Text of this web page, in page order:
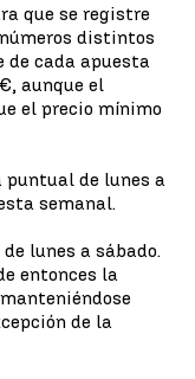
que se registre
distintos
de cada apuesta
aunque el
el precio mínimo
puntual de lunes a
semanal.
lunes a sábado.
entonces la
de la